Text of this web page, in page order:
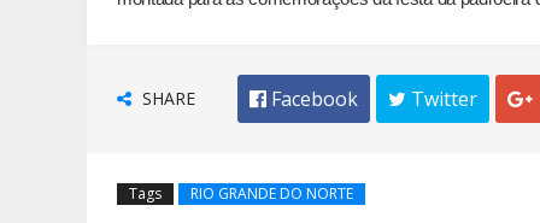
SHARE  Facebook  Twitter 
Tags RIO GRANDE DO NORTE